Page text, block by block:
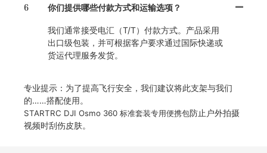
6 你们提供哪些付款方式和运输选项？
我们通常接受电汇（T/T）付款方式。产品采用
出口级包装，并可根据客户要求通过国际快递或
货运代理服务发货。
专业提示：为了提高飞行安全，我们建议将此支架与我们
的……搭配使用。
STARTRC DJI Osmo 360 标准套装专用便携包防止户外拍摄
视频时刮伤皮肤。